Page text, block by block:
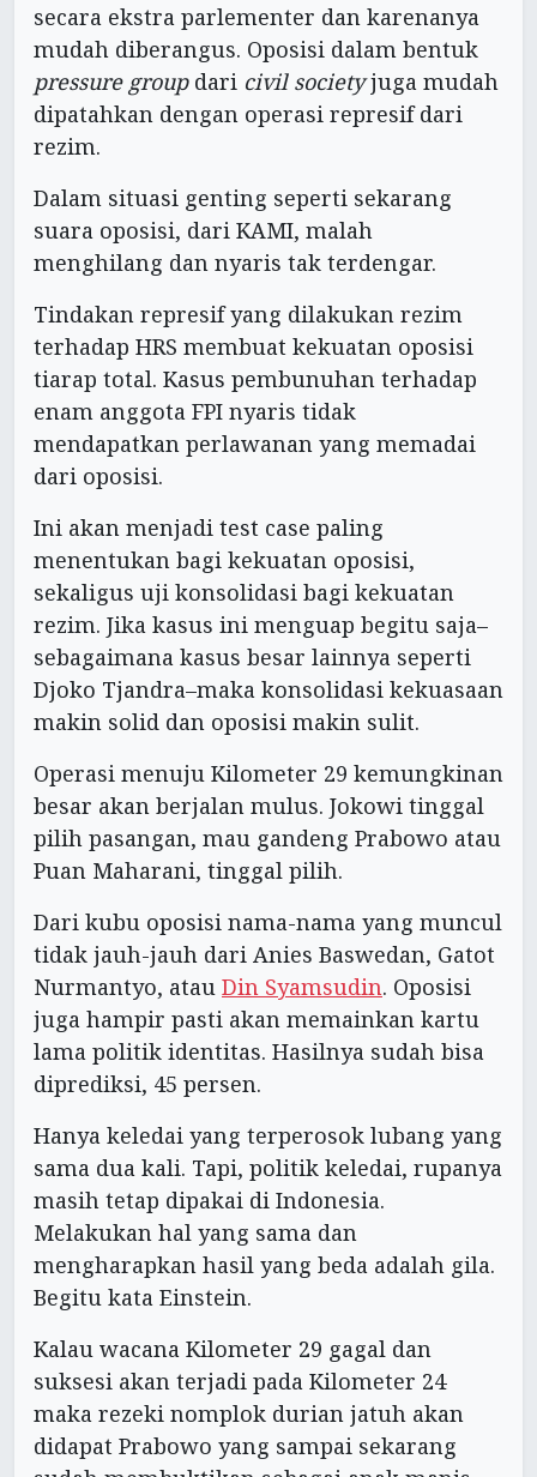
secara ekstra parlementer dan karenanya
mudah diberangus. Oposisi dalam bentuk
pressure groupdari civil societyjuga mudah
dipatahkan dengan operasi represif dari
rezim.
Dalam situasi genting seperti sekarang
suara oposisi, dari KAMI, malah
menghilang dan nyaris tak terdengar.
Tindakan represif yang dilakukan rezim
terhadap HRS membuat kekuatan oposisi
tiarap total. Kasus pembunuhan terhadap
enam anggota FPI nyaris tidak
mendapatkan perlawanan yang memadai
dari oposisi.
Ini akan menjadi test case paling
menentukan bagi kekuatan oposisi,
sekaligus uji konsolidasi bagi kekuatan
rezim. Jika kasus ini menguap begitu saja–
sebagaimana kasus besar lainnya seperti
Djoko Tjandra–maka konsolidasi kekuasaan
makin solid dan oposisi makin sulit.
Operasi menuju Kilometer 29 kemungkinan
besar akan berjalan mulus. Jokowi tinggal
pilih pasangan, mau gandeng Prabowo atau
Puan Maharani, tinggal pilih.
Dari kubu oposisi nama-nama yang muncul
tidak jauh-jauh dari Anies Baswedan, Gatot
Nurmantyo, atau Din Syamsudin. Oposisi
juga hampir pasti akan memainkan kartu
lama politik identitas. Hasilnya sudah bisa
diprediksi, 45 persen.
Hanya keledai yang terperosok lubang yang
sama dua kali. Tapi, politik keledai, rupanya
masih tetap dipakai di Indonesia.
Melakukan hal yang sama dan
mengharapkan hasil yang beda adalah gila.
Begitu kata Einstein.
Kalau wacana Kilometer 29 gagal dan
suksesi akan terjadi pada Kilometer 24
maka rezeki nomplok durian jatuh akan
didapat Prabowo yang sampai sekarang